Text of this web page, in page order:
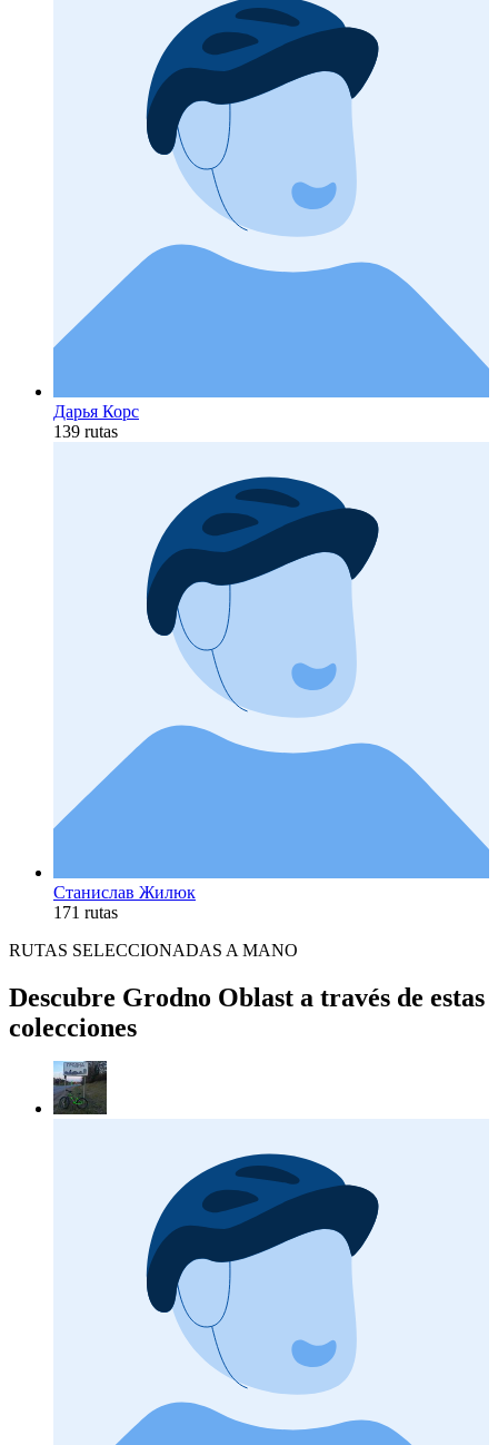
Дарья Корс
139 rutas
Станислав Жилюк
171 rutas
RUTAS SELECCIONADAS A MANO
Descubre Grodno Oblast a través de estas
colecciones